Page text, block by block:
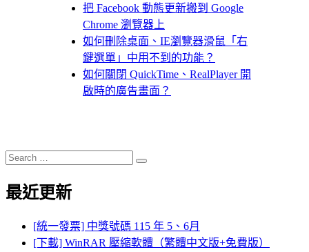
把 Facebook 動態更新搬到 Google
Chrome 瀏覽器上
如何刪除桌面、IE瀏覽器滑鼠「右
鍵選單」中用不到的功能？
如何關閉 QuickTime、RealPlayer 開
啟時的廣告畫面？
Search
for:
Search
最近更新
[統一發票] 中獎號碼 115 年 5、6月
[下載] WinRAR 壓縮軟體（繁體中文版+免費版）